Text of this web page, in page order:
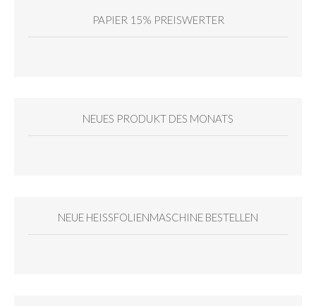
PAPIER 15% PREISWERTER
NEUES PRODUKT DES MONATS
NEUE HEISSFOLIENMASCHINE BESTELLEN